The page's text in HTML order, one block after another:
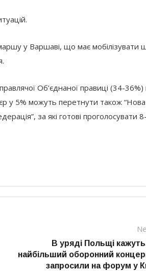
у Варшаві, що має мобілізувати
Об’єднаної правиці (34-36%)
у 5% можуть перетнути також “Нова
за які готові проголосувати 8-
В уряді Польщі
найбільший оборонний
запросили на форум у